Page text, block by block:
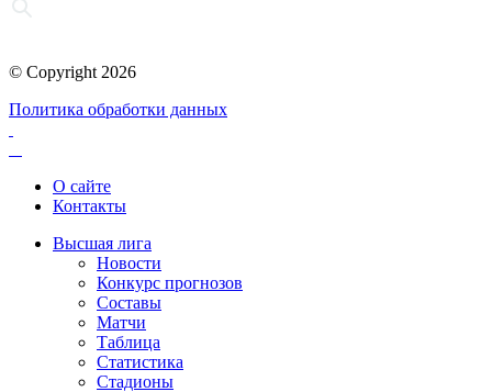
© Copyright 2026
Политика обработки данных
О сайте
Контакты
Высшая лига
Новости
Конкурс прогнозов
Составы
Матчи
Таблица
Статистика
Стадионы